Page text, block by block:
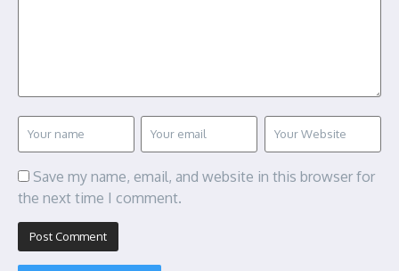
Save my name, email, and website in this browser for
the next time I comment.